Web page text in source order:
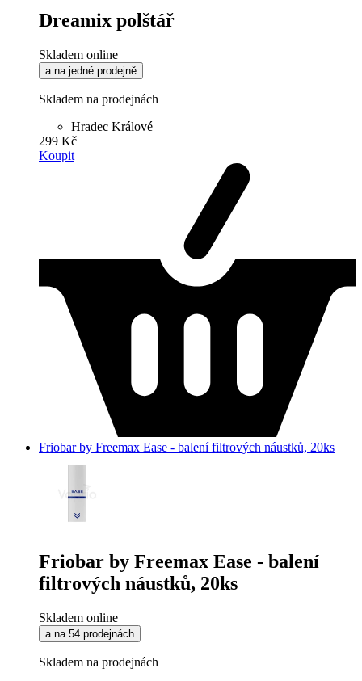
Dreamix polštář
Skladem online
a na jedné prodejně
Skladem na prodejnách
Hradec Králové
299 Kč
Koupit
Friobar by Freemax Ease - balení filtrových náustků, 20ks
Friobar by Freemax Ease - balení
filtrových náustků, 20ks
Skladem online
a na 54 prodejnách
Skladem na prodejnách